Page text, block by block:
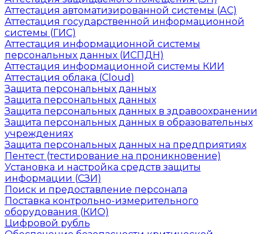
Аттестация автоматизированной системы (АС)
Аттестация государственной информационной
системы (ГИС)
Аттестация информационной системы
персональных данных (ИСПДН)
Аттестация информационной системы КИИ
Аттестация облака (Cloud)
Защита персональных данных
Защита персональных данных
Защита персональных данных в здравоохранении
Защита персональных данных в образовательных
учреждениях
Защита персональных данных на предприятиях
Пентест (тестирование на проникновение)
Установка и настройка средств защиты
информации (СЗИ)
Поиск и предоставление персонала
Поставка контрольно-измерительного
оборудования (КИО)
Цифровой рубль